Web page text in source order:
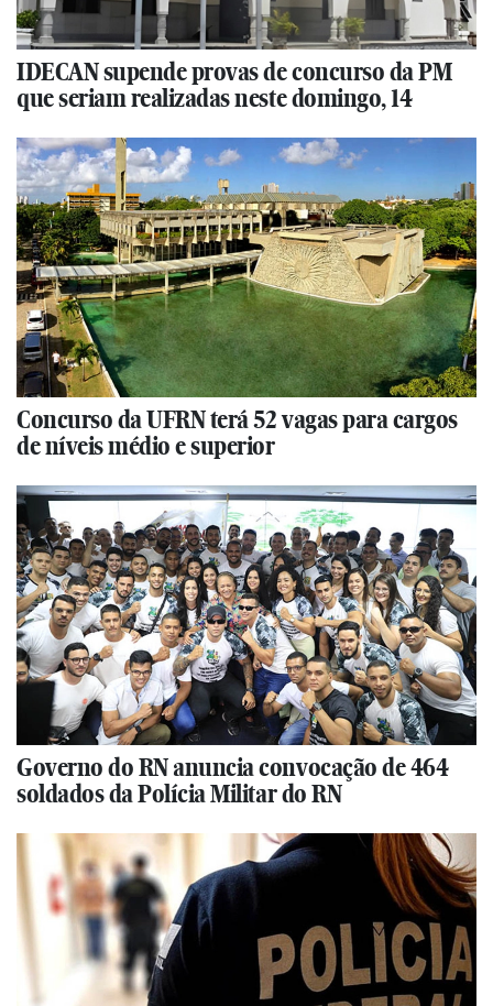
IDECAN supende provas de concurso da PM
que seriam realizadas neste domingo, 14
Concurso da UFRN terá 52 vagas para cargos
de níveis médio e superior
Governo do RN anuncia convocação de 464
soldados da Polícia Militar do RN